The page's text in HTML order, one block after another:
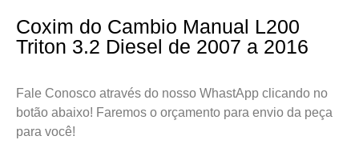
Coxim do Cambio Manual L200
Triton 3.2 Diesel de 2007 a 2016
Fale Conosco através do nosso WhastApp clicando no
botão abaixo! Faremos o orçamento para envio da peça
para você!